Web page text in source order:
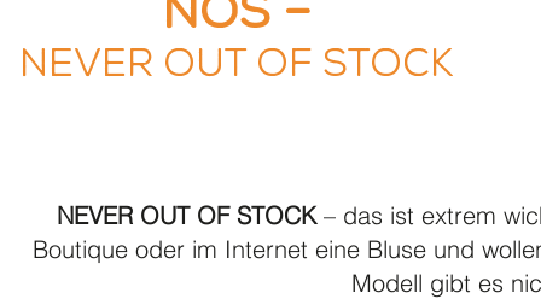
Never out of stock
NEVER OUT OF STOCK– das ist extrem
Boutique oder im Internet eine Bluse und
Modell gibt es